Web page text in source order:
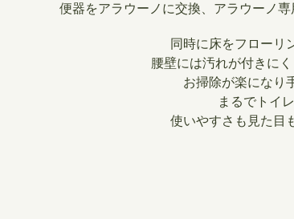
便器をアラウーノに交換、アラウーノ
同時に床をフローリ
腰壁には汚れが付きに
お掃除が楽になり
まるでトイ
使いやすさも見た目